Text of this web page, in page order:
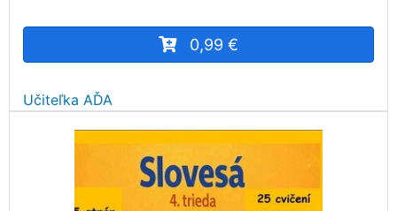
0,99 €
Učiteľka AĎA